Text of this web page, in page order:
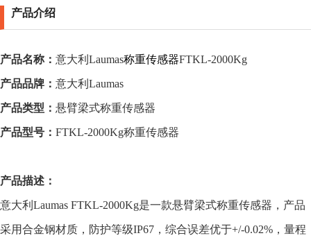
产品介绍
产品名称： 意大利 Laumas称重传感器FTKL-2000Kg
产品品牌： 意大利 Laumas
产品类型： 悬臂梁式称重传感器
产品型号： FTKL-2000Kg称重传感器
产品描述：
意大利 Laumas FTKL-2000Kg是一款悬臂梁式称重传感器，产品
采用合金钢材质， 防护等级IP67 ， 综合误差优于+/-0.02% ，量程